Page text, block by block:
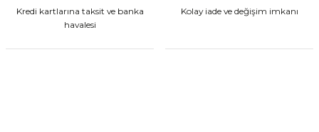
Kredi kartlarına taksit ve banka
havalesi
Kolay iade ve değişim imkanı